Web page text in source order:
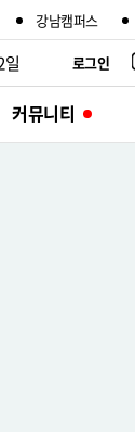
강남캠퍼스
일 주말 정규반
로그인
커뮤니티